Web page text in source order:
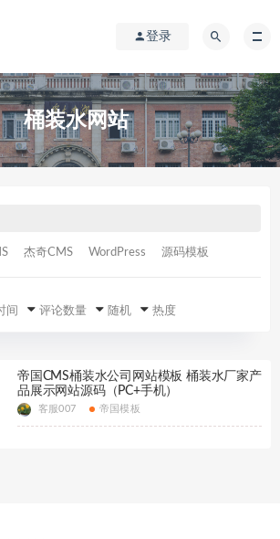
登录
桶装水网站
杰奇CMS WordPress 源码模板
间 评论数量 随机 热度
帝国CMS桶装水公司网站模板 桶装水厂家产
品展示网站源码（PC+手机）
客服007 帝国模板